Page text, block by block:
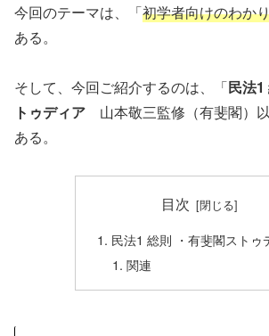
今回のテーマは、「初学者向けのわか
ある。
そして、今回ご紹介するのは、「民法1
トゥディア 山本敬三監修（有斐閣）
ある。
目次
民法1 総則 ・有斐閣ストゥ
関連